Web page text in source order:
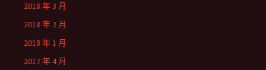
2018 年 3 月
2018 年 2 月
2018 年 1 月
2017 年 4 月